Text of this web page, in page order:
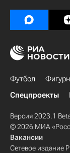
Футбол
Спецпроекты
Версия 2023.1
© 2026 МИА
Вакансии
Сетевое издание